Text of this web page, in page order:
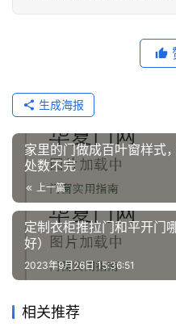
生成海报
家里的门做成百叶窗样式
处数不完
上一篇
定制衣柜推拉门和平开门
好）
2023年9月26日 15:36:51
相关推荐